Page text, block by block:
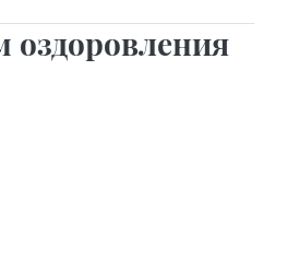
оздоровления